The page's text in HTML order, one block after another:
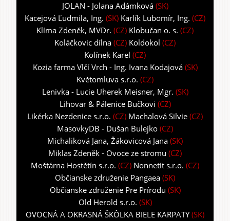
JOLAN - Jolana Adámková(SK)
Kacejová Ľudmila, Ing. (SK) Karlík Lubomír, Ing. (CZ)
Klíma Zdeněk, MVDr. (CZ) Klobučan o. s. (CZ)
Koláčkovic dílna (CZ) Koldokol (CZ)
Kolínek Karel (CZ)
Kozia farma Vlčí Vrch - Ing. Ivana Kodajová(SK)
Květomluva s.r.o. (CZ)
Lenivka - Lucie Uherek Meisner, Mgr. (SK)
Lihovar & Pálenice Bučkovi (CZ)
Likérka Nezdenice s.r.o. (CZ) Machalová Silvie (CZ)
MasovkyDB - Dušan Bulejko (CZ)
Michaliková Jana, Žákovicová Jana (SK)
Miklas Zdeněk - Ovoce ze stromu (CZ)
Moštárna Hostětín s.r.o. (CZ) Nonnetit s.r.o. (CZ)
Občianske združenie Pangaea (SK)
Občianske združenie Pre Prírodu (SK)
Old Herold s.r.o. (SK)
OVOCNÁ A OKRASNÁ ŠKÔLKA BIELE KARPATY(SK)